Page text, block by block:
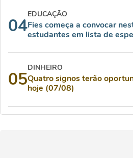
04
EDUCAÇÃO
Fies começa a convocar
estudantes em lista de
05
DINHEIRO
Quatro signos terão
hoje (07/08)